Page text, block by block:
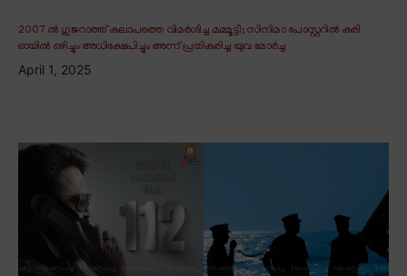
2007 ൽ ഗുജറാത്ത് കലാപത്തെ വിമർശിച്ച മമ്മൂട്ടി; സിനിമാ പോസ്റ്ററിൽ കരി
ഓയിൽ ഒഴിച്ചും അധിക്ഷേപിച്ചും അന്ന് പ്രതികരിച്ച യുവ മോർച്ച
April 1, 2025